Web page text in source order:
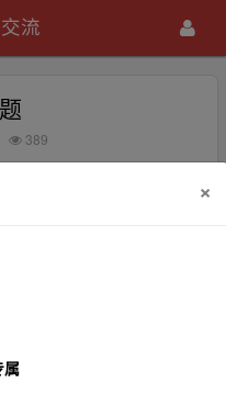
流
389
？？？？？？？？？就
人意见，本网站无
×
属